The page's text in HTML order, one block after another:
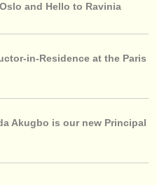
and Hello to Ravinia
in-Residence at the Paris
Akugbo is our new Principal